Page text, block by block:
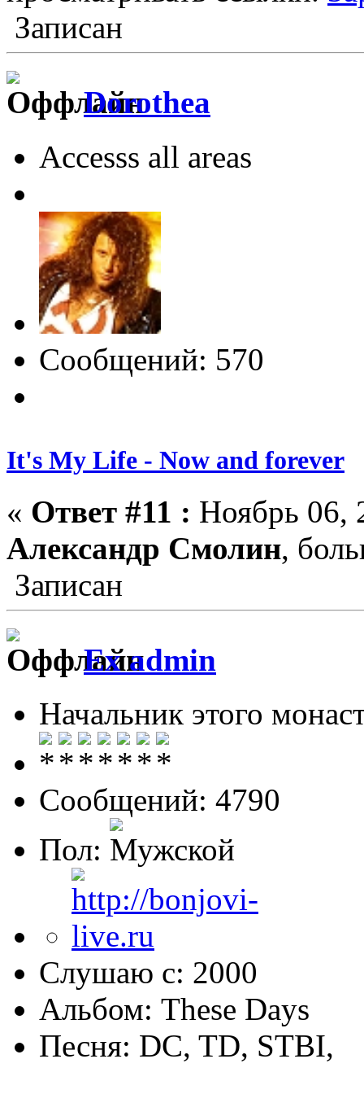
Записан
Dorothea
Accesss all areas
Сообщений: 570
It's My Life - Now and forever
« Ответ #11 : Ноябрь 06,
Александр Смолин,
Записан
Ex admin
Начальник этого
Сообщений: 4790
Пол:
Слушаю с: 2000
Альбом: These Days
Песня: DC, TD, STBI,